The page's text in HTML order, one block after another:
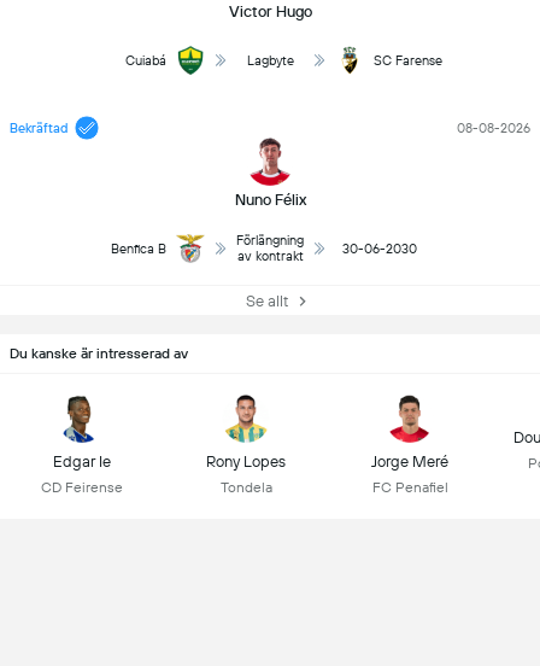
Victor Hugo
Cuiabá Lagbyte SC Farense
Bekräftad
Nuno Félix
08-08-2026
Benfica B
Förlängning
av kontrakt
30-06-2030
Se allt
Du kanske är intresserad av
Edgar Ie
CD Feirense
Rony Lopes
Tondela
Jorge Meré
FC Penafiel